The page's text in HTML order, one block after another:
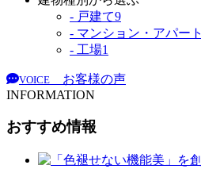
- 戸建て9
- マンション・アパート
- 工場1
VOICE
お客様の声
INFORMATION
おすすめ情報